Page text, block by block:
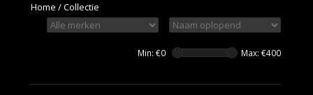
Home /Collectie
Min: €0 Max: €400